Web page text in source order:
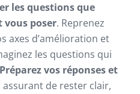
les questions que
poser. Reprenez
axes d’amélioration et
les questions qui
Préparez vos réponses et
assurant de rester clair,